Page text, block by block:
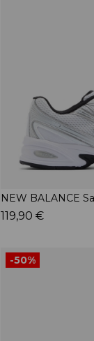
NEW BALANCE
119,90 €
-50%